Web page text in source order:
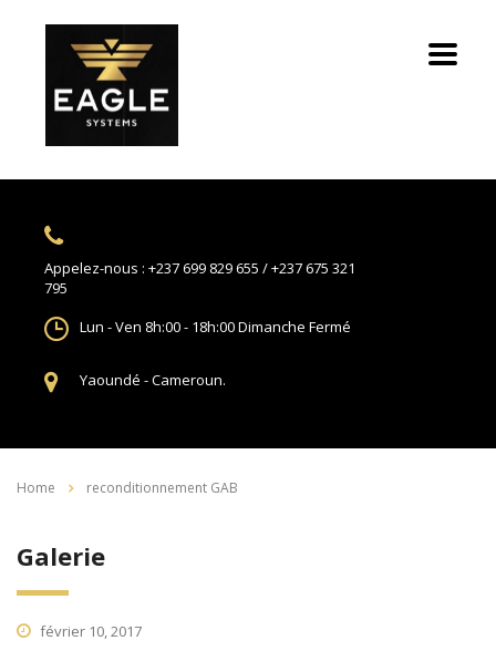
Appelez-nous : +237 699 829 655 / +237 675 321
795
Lun - Ven 8h:00 - 18h:00Dimanche Fermé
Yaoundé -Cameroun.
Home reconditionnement GAB
Galerie
février 10, 2017